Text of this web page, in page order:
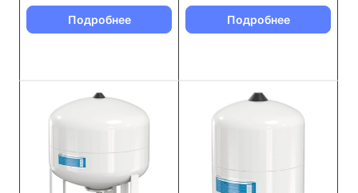
Подробнее Подробнее